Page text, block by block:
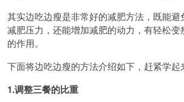
其实边吃边瘦是非常好的减肥方法，既能避
减肥压力，还能增加减肥的动力，有轻松变
的作用。
下面将边吃边瘦的方法介绍如下，赶紧学起
1.调整三餐的比重